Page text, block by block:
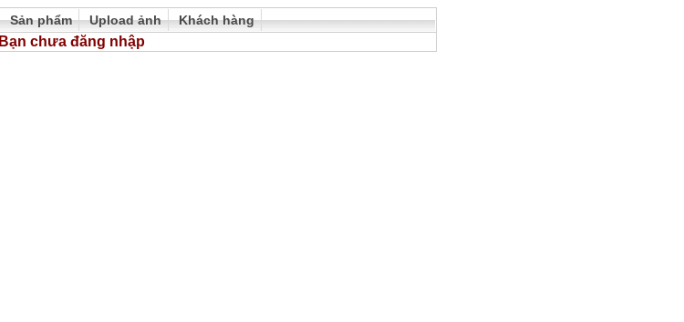
Sản phẩm Upload ảnh Khách hàng
Bạn chưa đăng nhập